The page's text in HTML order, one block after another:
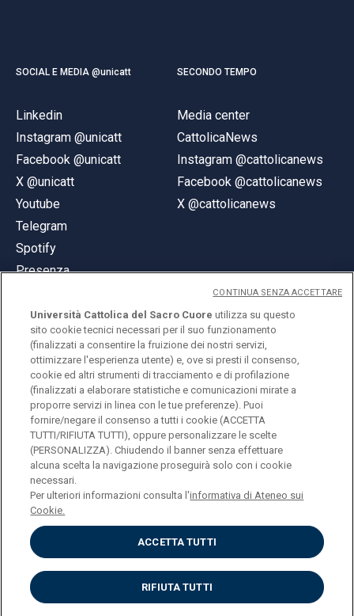
SOCIAL E MEDIA @unicatt
Linkedin
Instagram @unicatt
Facebook @unicatt
X @unicatt
Youtube
Telegram
Spotify
Presenza
SECONDO TEMPO
Media center
CattolicaNews
Instagram @cattolicanews
Facebook @cattolicanews
X @cattolicanews
© Università Cattolica del Sacro Cuore
Largo A. Gemelli 1, 20123 Milano
PI 02133120150
ENGLISH
Privacy
Accessibilità
Cookies
Impostazione Cookies
Università Cattolica del Sacro Cuore utilizza su questo
sito cookie tecnici necessari per il suo funzionamento
(finalizzati a consentire la fruizione dei nostri servizi,
ottimizzare l'esperienza utente) e, ove si presti il consenso,
cookie ed altri strumenti di tracciamento e di profilazione
(finalizzati a elaborare statistiche e comunicazioni mirate a
proporre servizi in linea con le tue preferenze). Puoi
fornire/negare il consenso a tutti i cookie (ACCETTA
TUTTI/RIFIUTA TUTTI), oppure personalizzare le scelte
(PERSONALIZZA). Chiudendo il banner senza effettuare
alcuna scelta la navigazione proseguirà solo con i cookie
necessari.
Per ulteriori informazioni consulta l'informativa di Ateneo sui
Cookie.
ACCETTA TUTTI
RIFIUTA TUTTI
CONTINUA SENZA ACCETTARE